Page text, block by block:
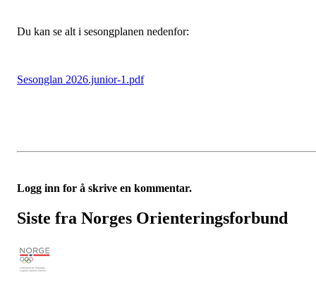
Du kan se alt i sesongplanen nedenfor:
Sesonglan 2026.junior-1.pdf
Logg inn for å skrive en kommentar.
Siste fra Norges Orienteringsforbund